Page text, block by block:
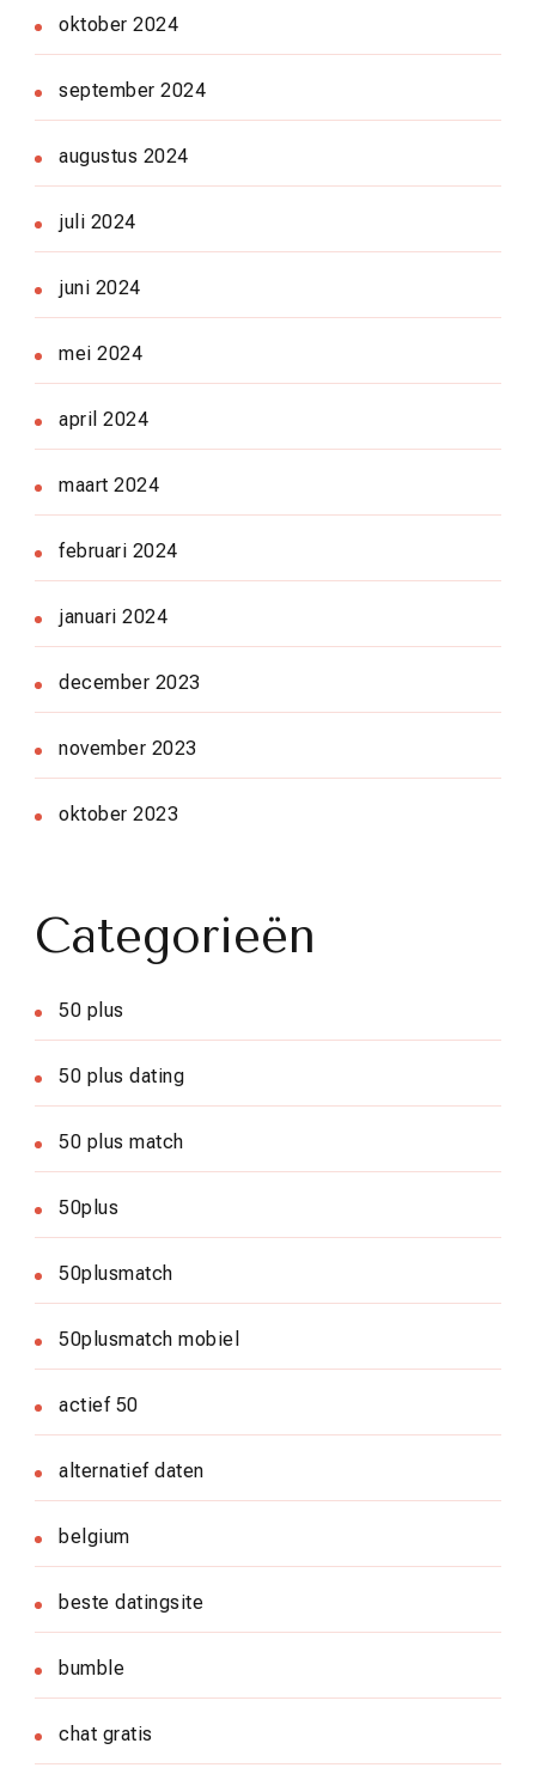
oktober 2024
september 2024
augustus 2024
juli 2024
juni 2024
mei 2024
april 2024
maart 2024
februari 2024
januari 2024
december 2023
november 2023
oktober 2023
Categorieën
50 plus
50 plus dating
50 plus match
50plus
50plusmatch
50plusmatch mobiel
actief 50
alternatief daten
belgium
beste datingsite
bumble
chat gratis